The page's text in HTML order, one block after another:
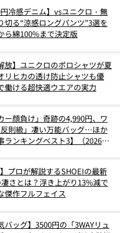
円冷感デニム】vsユニクロ・無
切る“涼感ロングパンツ”3選を
ら綿100%まで決定版
放】ユニクロのポロシャツが夏
リヒカの透け防止シャツも優
働ける超快適ウエアの実力
ー顔負け」奇跡の4,990円、ワ
則級」凄い万能バッグ…ほか
ランキングベスト3】（2026年
プロが解説するSHOEIの最新
さとは？浮き上がり13%減で
傑作フルフェイス
バッグ】3500円の「3WAYリュ